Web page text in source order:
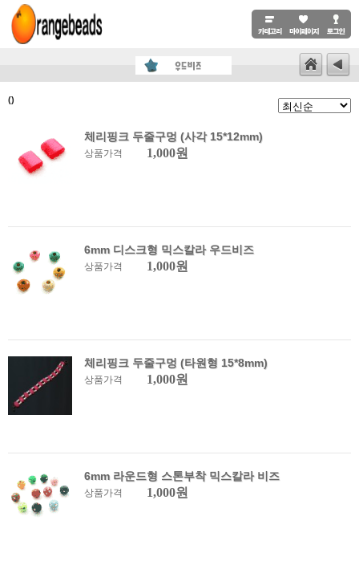
()
체리핑크 두줄구멍 (사각 15*12mm)
상품가격 1,000원
6mm 디스크형 믹스칼라 우드비즈
상품가격 1,000원
체리핑크 두줄구멍 (타원형 15*8mm)
상품가격 1,000원
6mm 라운드형 스톤부착 믹스칼라 비즈
상품가격 1,000원